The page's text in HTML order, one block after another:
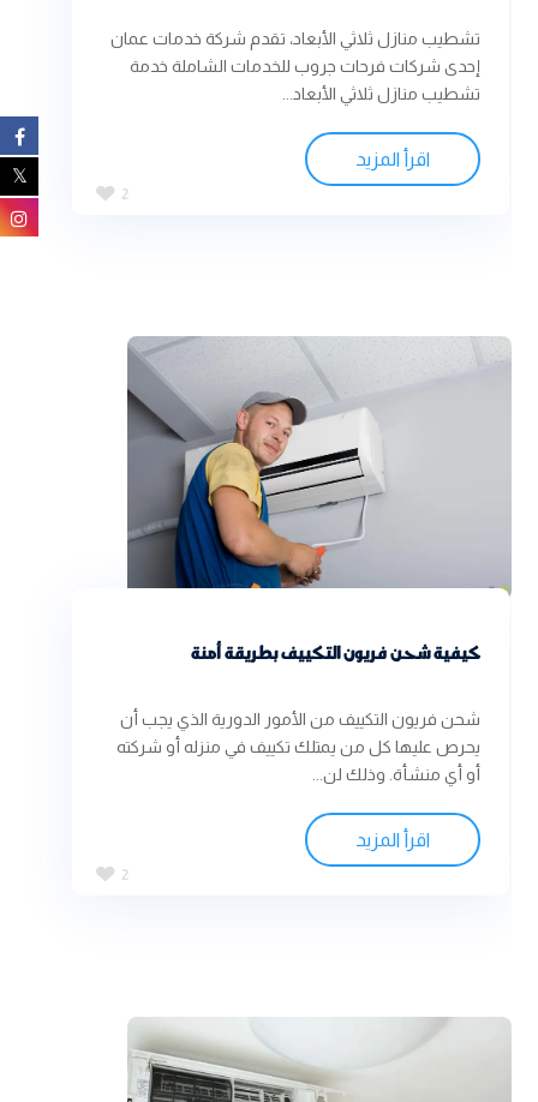
تشطيب منازل ثلاثي الأبعاد، تقدم شركة خدمات عمان
إحدى شركات فرحات جروب للخدمات الشاملة خدمة
تشطيب منازل ثلاثي الأبعاد...
اقرأ المزيد
2
كيفية شحن فريون التكييف بطريقة أمنة
شحن فريون التكييف من الأمور الدورية الذي يجب أن
يحرص عليها كل من يمتلك تكييف في منزله أو شركته
أو أي منشأة. وذلك لن...
اقرأ المزيد
2